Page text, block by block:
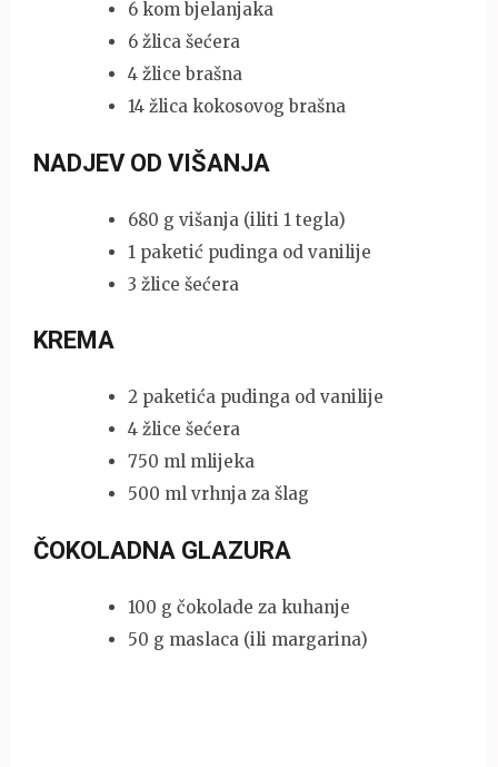
6 kom bjelanjaka
6 žlica šećera
4 žlice brašna
14 žlica kokosovog brašna
NADJEV OD VIŠANJA
680 g višanja (iliti 1 tegla)
1 paketić pudinga od vanilije
3 žlice šećera
KREMA
2 paketića pudinga od vanilije
4 žlice šećera
750 ml mlijeka
500 ml vrhnja za šlag
ČOKOLADNA GLAZURA
100 g čokolade za kuhanje
50 g maslaca (ili margarina)